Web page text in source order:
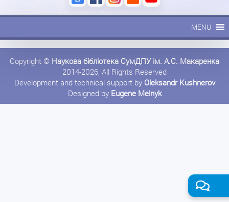
MENU
Copyright © Наукова бібліотека СумДПУ ім. А.С. Макаренка
2014-2026, All Rights Reserved
Development and technical support by Oleksandr Kushnerov
Designed by Eugene Melnyk